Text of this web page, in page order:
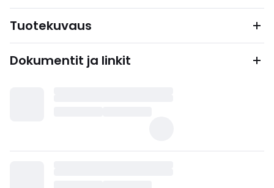
Tuotekuvaus
Dokumentit ja linkit